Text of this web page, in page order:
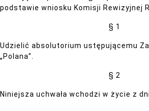
podstawie wniosku Komisji Rewizyjnej
§ 1
Udzielić absolutorium ustępującemu
„Polana”.
§ 2
Niniejsza uchwała wchodzi w życie z